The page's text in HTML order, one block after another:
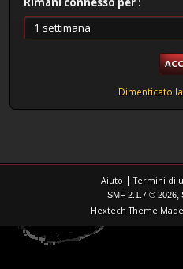
Dimenticato
Aiuto |Termini di
SMF 2.1.7 © 2026,
Hextech Theme